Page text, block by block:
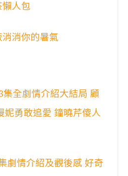
人包
消你的暑氣
集全劇情介紹大結局 顧
妮勇敢追愛 鐘曉芹傻人
劇情介紹及觀後感 好奇